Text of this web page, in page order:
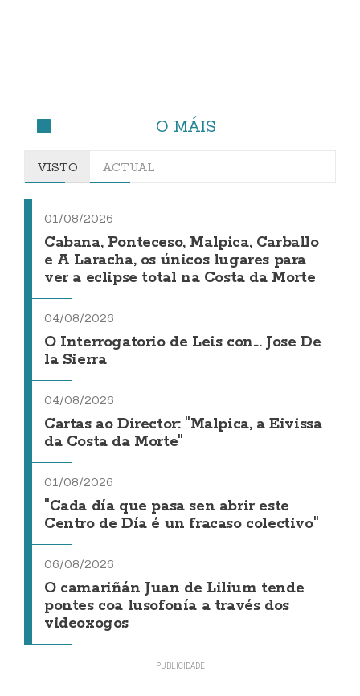
O MÁIS
VISTO ACTUAL
01/08/2026
Cabana, Ponteceso, Malpica, Carballo
e A Laracha, os únicos lugares para
ver a eclipse total na Costa da Morte
04/08/2026
O Interrogatorio de Leis con... Jose De
la Sierra
04/08/2026
Cartas ao Director: "Malpica, a Eivissa
da Costa da Morte"
01/08/2026
"Cada día que pasa sen abrir este
Centro de Día é un fracaso colectivo"
06/08/2026
O camariñán Juan de Lilium tende
pontes coa lusofonía a través dos
videoxogos